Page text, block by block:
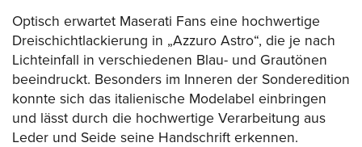
Optisch erwartet Maserati Fans eine hochwertige
Dreischichtlackierung in „Azzuro Astro“, die je nach
Lichteinfall in verschiedenen Blau- und Grautönen
beeindruckt. Besonders im Inneren der Sonderedition
konnte sich das italienische Modelabel einbringen
und lässt durch die hochwertige Verarbeitung aus
Leder und Seide seine Handschrift erkennen.